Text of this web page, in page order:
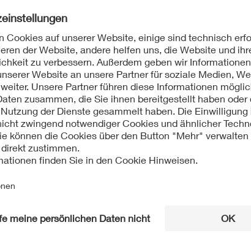
der Berliner S-Bahn, Berlin 2002
Nr. 09090522
Berlin 2014